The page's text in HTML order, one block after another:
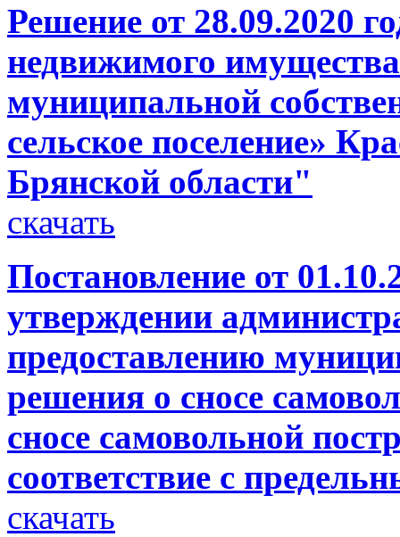
Решение от 28.09.2020
недвижимого
муниципальной
сельское поселение»
Брянской области"
скачать
Постановление от
утверждении
предоставлению
решения о сносе
сносе самовольной
соответствие с
скачать